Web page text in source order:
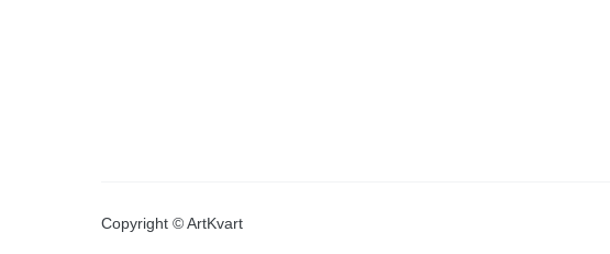
Copyright © ArtKvart